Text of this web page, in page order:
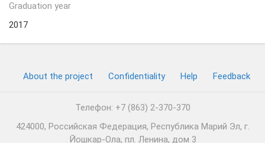
Graduation year
2017
About the project Confidentiality Help Feedback
Телефон: +7 (863) 2-370-370
424000, Российская Федерация, Республика Марий Эл, г.
Йошкар-Ола, пл. Ленина, дом 3